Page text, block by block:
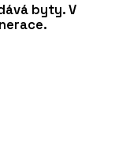
byty. V